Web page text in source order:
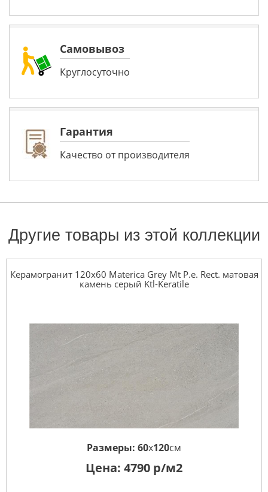
Самовывоз
Круглосуточно
Гарантия
Качество от производителя
Другие товары из этой коллекции
Керамогранит 120x60 Materica Grey Mt P.e. Rect. матовая
камень серый Ktl-Keratile
Размеры: 60x120см
Цена: 4790 р/м2